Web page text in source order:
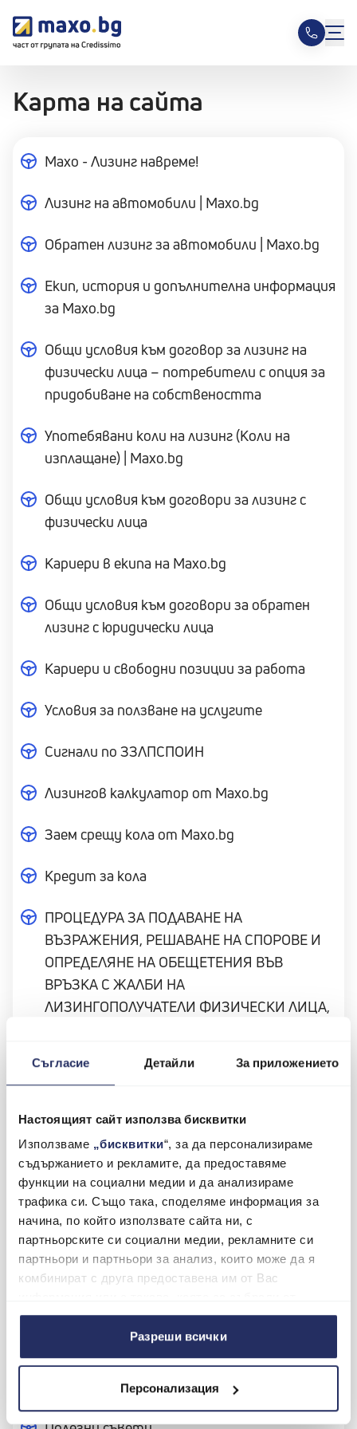
Съгласие Детайли За приложението
Настоящият сайт използва бисквитки
Използваме „бисквитки“, за да персонализираме
съдържанието и рекламите, да предоставяме
функции на социални медии и да анализираме
трафика си. Също така, споделяме информация за
начина, по който използвате сайта ни, с
партньорските си социални медии, рекламните си
партньори и партньори за анализ, които може да я
комбинират с друга предоставена им от Вас
ползването от Ваша страна на услугите им.
Разреши всички
Персонализация
Карта на сайта
Maxo - Лизинг навреме!
Лизинг на автомобили | Maxo.bg
Обратен лизинг за автомобили | Maxo.bg
Екип, история и допълнителна информация
за Maxo.bg
Общи условия към договор за лизинг на
физически лица – потребители с опция за
придобиване на собствеността
Употебявани коли на лизинг (Коли на
изплащане) | Maxo.bg
Общи условия към договори за лизинг с
физически лица
Кариери в екипа на Maxo.bg
Общи условия към договори за обратен
лизинг с юридически лица
Кариери и свободни позиции за работа
Условия за ползване на услугите
Сигнали по ЗЗЛПСПОИН
Лизингов калкулатор от Maxo.bg
Заем срещу кола от Maxo.bg
Кредит за кола
ПРОЦЕДУРА ЗА ПОДАВАНЕ НА
ВЪЗРАЖЕНИЯ, РЕШАВАНЕ НА СПОРОВЕ И
ОПРЕДЕЛЯНЕ НА ОБЕЩЕТЕНИЯ ВЪВ
ВРЪЗКА С ЖАЛБИ НА
ЛИЗИНГОПОЛУЧАТЕЛИ ФИЗИЧЕСКИ ЛИЦА,
БЪЛГАРИЯ АД
Как да платя вноска по лизинг?
ТАРИФА
Политика за използване на "бисквитки"
Политика за защита на личните данни на
Максо България АД / MAXO
За контакт